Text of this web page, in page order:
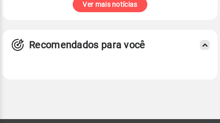
Ver mais notícias
Recomendados para você